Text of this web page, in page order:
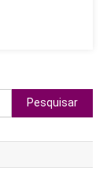
Pesquisar
por: